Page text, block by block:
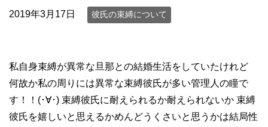
2019年3月17日 彼氏の束縛について
私自身束縛が異常な旦那との結婚生活をしていたけれど
何故か私の周りには異常な束縛彼氏が多い管理人の瞳で
す！！(･∀･) 束縛彼氏に耐えられるか耐えられないか 束縛
彼氏を嬉しいと思えるかめんどうくさいと思うかは結局性